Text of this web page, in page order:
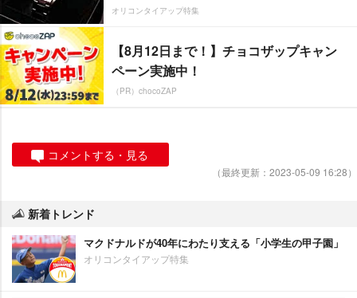
オリコンタイアップ特集
【8月12日まで！】チョコザップキャン
ペーン実施中！
（PR）chocoZAP
コメントする・見る
（最終更新：2023-05-09 16:28）
新着トレンド
マクドナルドが40年にわたり支える「小学生の甲子園」
オリコンタイアップ特集